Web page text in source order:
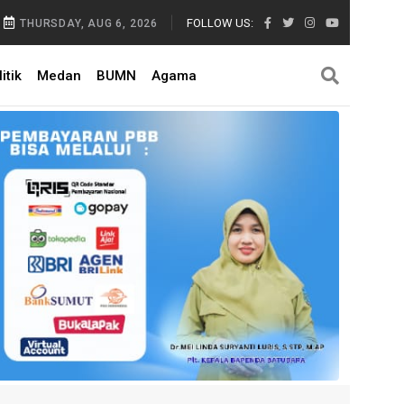
THURSDAY, AUG 6, 2026 FOLLOW US:
Medan BUMN Agama